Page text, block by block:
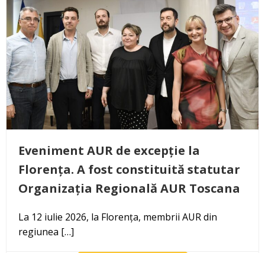
Eveniment AUR de excepție la
Florența. A fost constituită statutar
Organizația Regională AUR Toscana
La 12 iulie 2026, la Florența, membrii AUR din
regiunea […]